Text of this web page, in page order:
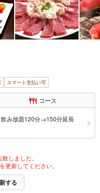
スマート支払い可
コース
飲み放題120分→150分延長
しました。
更新してください。
する